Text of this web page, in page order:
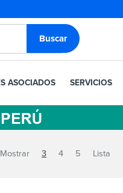
ASOCIADOS SERVICIOS
Mostrar 3 4 5 Lista